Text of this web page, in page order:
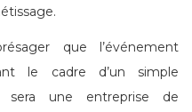
que l’événement
le cadre d’un simple
sera une entreprise de